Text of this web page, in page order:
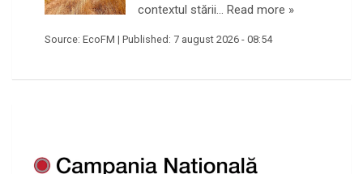
contextul stării… Read more »
Source: EcoFM | Published: 7 august 2026 - 08:54